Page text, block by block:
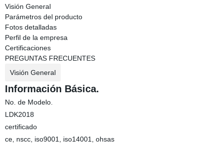
Visión General
Parámetros del producto
Fotos detalladas
Perfil de la empresa
Certificaciones
PREGUNTAS FRECUENTES
Visión General
Información Básica.
No. de Modelo.
LDK2018
certificado
ce, nscc, iso9001, iso14001, ohsas